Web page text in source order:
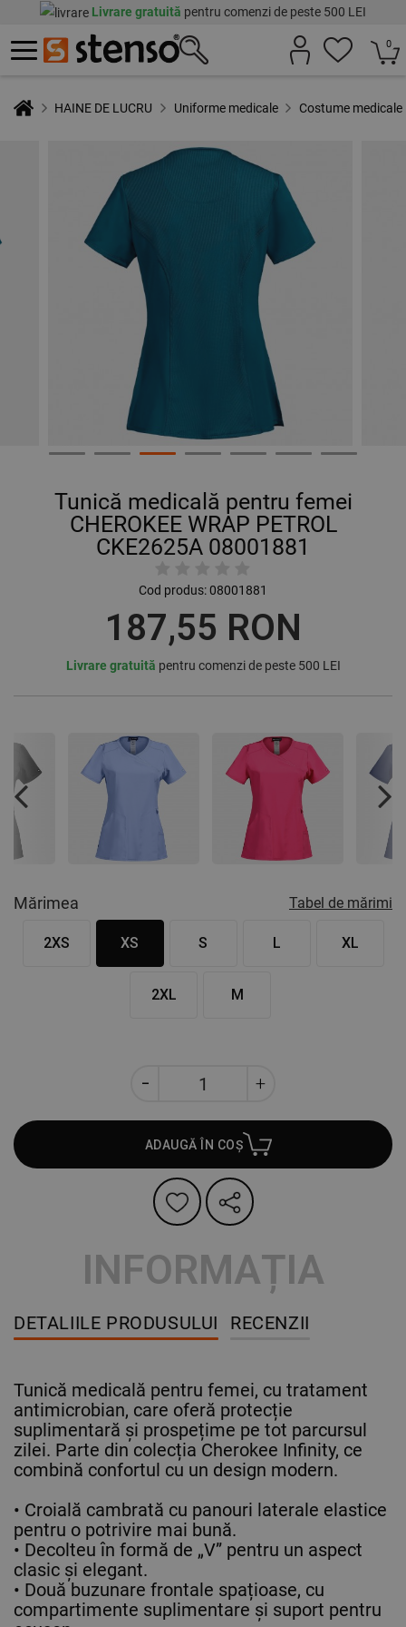
Livrare gratuită pentru comenzi de peste 500 LEI
0
HAINE DE LUCRU Uniforme medicale Costume medicale
Tunică medicală pentru femei
CHEROKEE WRAP PETROL
CKE2625A 08001881
Cod produs:08001881
187,55 RON
Livrare gratuită pentru comenzi de peste 500 LEI
Previous
Mărimea Tabel de mărimi
2XS XS S L XL
2XL M
ADAUGĂ ÎN COȘ
INFORMAȚIA
DETALIILE PRODUSULUI RECENZII
Tunică medicală pentru femei, cu tratament
antimicrobian, care oferă protecție
suplimentară și prospețime pe tot parcursul
zilei. Parte din colecția Cherokee Infinity, ce
combină confortul cu un design modern.
• Croială cambrată cu panouri laterale elastice
pentru o potrivire mai bună.
• Decolteu în formă de „V” pentru un aspect
clasic și elegant.
• Două buzunare frontale spațioase, cu
compartimente suplimentare și suport pentru